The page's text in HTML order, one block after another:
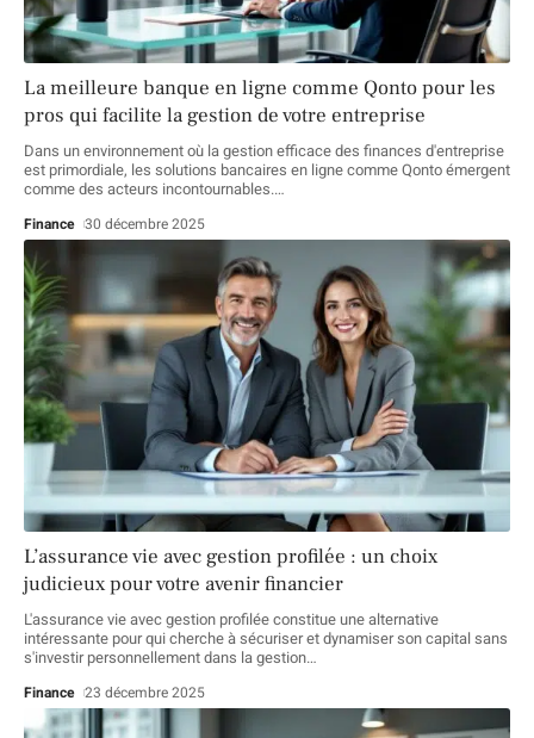
La meilleure banque en ligne comme Qonto pour les
pros qui facilite la gestion de votre entreprise
Dans un environnement où la gestion efficace des finances d'entreprise
est primordiale, les solutions bancaires en ligne comme Qonto émergent
comme des acteurs incontournables.…
Finance 30 décembre 2025
L’assurance vie avec gestion profilée : un choix
judicieux pour votre avenir financier
L'assurance vie avec gestion profilée constitue une alternative
intéressante pour qui cherche à sécuriser et dynamiser son capital sans
s'investir personnellement dans la gestion…
Finance 23 décembre 2025